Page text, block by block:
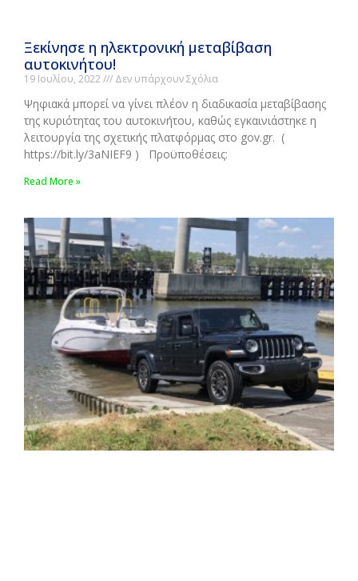
Ξεκίνησε η ηλεκτρονική μεταβίβαση
αυτοκινήτου!
19 Ιουλίου, 2022 Δεν υπάρχουν Σχόλια
Ψηφιακά μπορεί να γίνει πλέον η διαδικασία μεταβίβασης
της κυριότητας του αυτοκινήτου, καθώς εγκαινιάστηκε η
λειτουργία της σχετικής πλατφόρμας στο gov.gr. (
https://bit.ly/3aNIEF9 ) Προϋποθέσεις:
Read More »